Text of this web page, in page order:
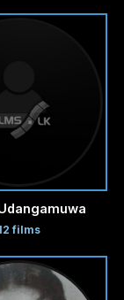
films